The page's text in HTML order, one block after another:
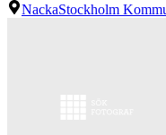
NackaStockholm